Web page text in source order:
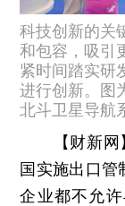
科技创新的关
和包容，吸引
紧时间踏实研
进行创新。图
北斗卫星导航
【财新
国实施出口管
企业都不允